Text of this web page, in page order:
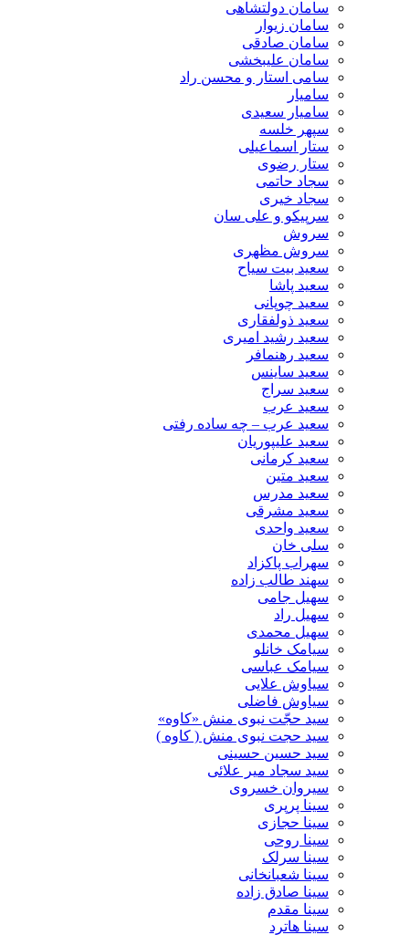
سامان دولتشاهی
سامان زیوار
سامان صادقی
سامان علیبخشی
سامی استار و محسن راد
سامیار
سامیار سعیدی
سپهر خلسه
ستار اسماعیلی
ستار رضوی
سجاد حاتمی
سجاد خیری
سرپیکو و علی سان
سروش
سروش مظهری
سعید بیت سیاح
سعید پاشا
سعید چوپانی
سعید ذولفقاری
سعید رشید امیری
سعید رهنمافر
سعید ساینس
سعید سراج
سعید عرب
سعید عرب – چه ساده رفتی
سعید علیپوریان
سعید کرمانی
سعید متین
سعید مدرس
سعید مشرقی
سعید واحدی
سلی خان
سهراب پاکزاد
سهند طالب زاده
سهیل جامی
سهیل راد
سهیل محمدی
سیامک خانلو
سیامک عباسی
سیاوش علایی
سیاوش فاضلی
سید حجّت نبوی منش «کاوه»
سید حجت نبوی منش ( کاوه )
سید حسین حسینى
سید سجاد میر علائی
سیروان خسروی
سینا پرپری
سینا حجازی
سینا روحی
سینا سرلک
سینا شعبانخانی
سینا صادق زاده
سینا مقدم
سینا هاترد